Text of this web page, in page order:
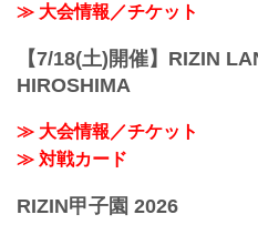
≫ 大会情報／チケット
【7/18(土)開催】RIZIN
HIROSHIMA
≫ 大会情報／チケット
≫ 対戦カード
RIZIN甲子園 2026